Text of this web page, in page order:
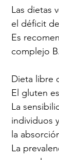
Las dietas
el déficit
Es
complejo B.
Dieta libre
El gluten
La
individuos
la
La